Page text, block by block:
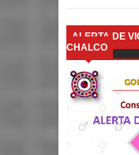
ALERTA DE
CHALCO